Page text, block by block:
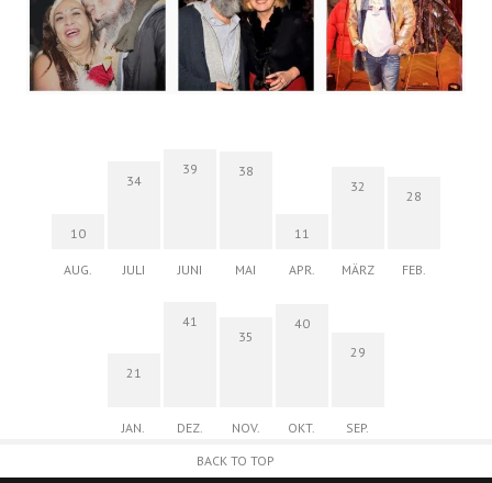
10
AUG.
34
JULI
39
JUNI
38
MAI
11
APR.
32
MÄRZ
28
FEB.
21
JAN.
41
DEZ.
35
NOV.
40
OKT.
29
SEP.
BACK TO TOP